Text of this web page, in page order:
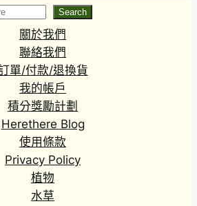
Search
關於我們
聯絡我們
單/付款/退換貨
我的帳戶
積分獎勵計劃
Herethere Blog
使用條款
Privacy Policy
植物
水草